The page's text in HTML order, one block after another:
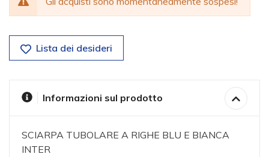
Lista dei desideri
Informazioni sul prodotto
SCIARPA TUBOLARE A RIGHE BLU E BIANCA
INTER